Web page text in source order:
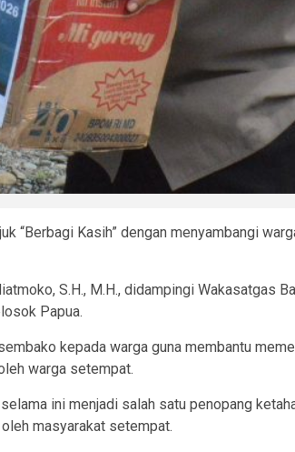
“Berbagi Kasih” dengan menyambangi
S.H., M.H., didampingi Wakasatgas
Papua.
kepada warga guna membantu
warga setempat.
ini menjadi salah satu penopang
masyarakat setempat.